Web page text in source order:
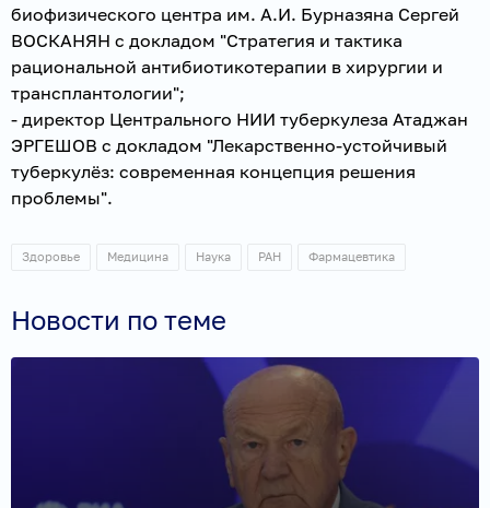
биофизического центра им. А.И. Бурназяна Сергей
ВОСКАНЯН с докладом "Стратегия и тактика
рациональной антибиотикотерапии в хирургии и
трансплантологии";
- директор Центрального НИИ туберкулеза Атаджан
ЭРГЕШОВ с докладом "Лекарственно-устойчивый
туберкулёз: современная концепция решения
проблемы".
Здоровье Медицина Наука РАН Фармацевтика
Новости по теме